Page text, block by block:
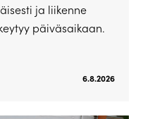
ja liikenne
päiväsaikaan.
6.8.2026